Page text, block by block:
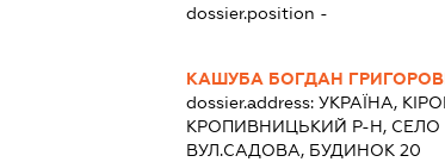
dossier.position -
КАШУБА БОГДАН
dossier.address:УКРАЇНА,
КРОПИВНИЦЬКИЙ Р-Н, СЕЛО
ВУЛ.САДОВА, БУДИНОК 20